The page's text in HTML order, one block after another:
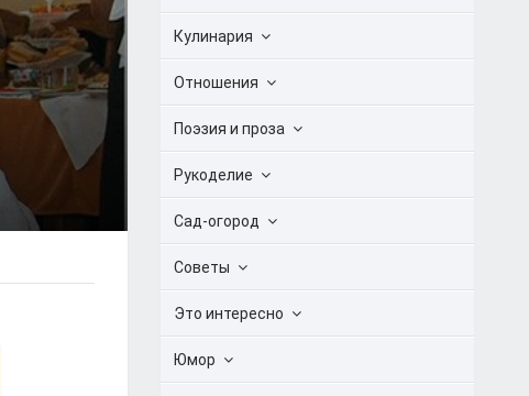
Кулинария
Отношения
Поэзия и проза
Рукоделие
Сад-огород
Советы
Это интересно
Юмор